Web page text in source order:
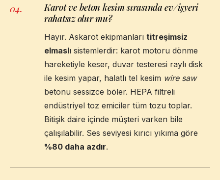
04.
Karot ve beton kesim sırasında ev/işyeri
rahatsız olur mu?
Hayır. Askarot ekipmanları titreşimsiz
elmaslı sistemlerdir: karot motoru dönme
hareketiyle keser, duvar testeresi raylı disk
ile kesim yapar, halatlı tel kesim wire saw
betonu sessizce böler. HEPA filtreli
endüstriyel toz emiciler tüm tozu toplar.
Bitişik daire içinde müşteri varken bile
çalışılabilir. Ses seviyesi kırıcı yıkıma göre
%80 daha azdır.